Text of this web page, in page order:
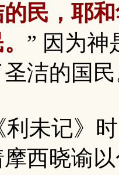
民，耶和
” 因为神
洁的国
记》时
西晓谕